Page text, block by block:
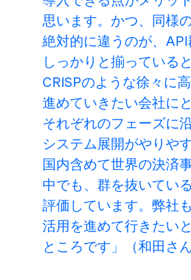
思います。​かつ、​同様
絶対的に​違うのが、​API
しっかりと​揃っている​
CRISPのような​徐々に​
進めて​いきたい​会社に​と
それぞれの​フェーズに​
システム展開が​やりや
国内含めて​世界の​決済
中でも、​群を​抜いてい
評価しています。​弊社
活用を​進めて​行きたい
ところです」​（和田さん